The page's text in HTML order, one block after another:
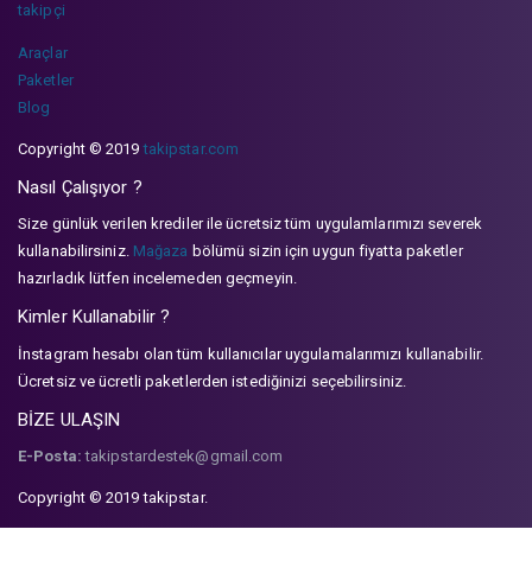
takipçi
Araçlar
Paketler
Blog
Copyright © 2019takipstar.com
Nasıl Çalışıyor ?
Size günlük verilen krediler ile ücretsiz tüm uygulamlarımızı severek
kullanabilirsiniz. Mağaza bölümü sizin için uygun fiyatta paketler
hazırladık lütfen incelemeden geçmeyin.
Kimler Kullanabilir ?
İnstagram hesabı olan tüm kullanıcılar uygulamalarımızı kullanabilir.
Ücretsiz ve ücretli paketlerden istediğinizi seçebilirsiniz.
BİZE ULAŞIN
E-Posta: takipstardestek@gmail.com
Copyright © 2019 takipstar.